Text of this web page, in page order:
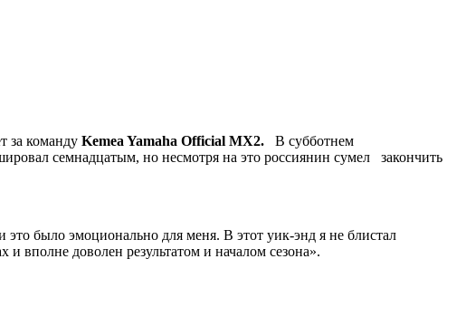
за команду Kemea Yamaha Official MX2. В субботнем
семнадцатым, но несмотря на это россиянин сумел закончить
было эмоционально для меня. В этот уик-энд я не блистал
вполне доволен результатом и началом сезона».